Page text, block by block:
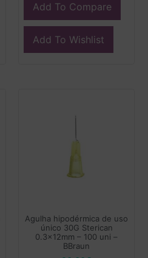
Add To Compare
Add To Wishlist
Agulha hipodérmica de uso
único 30G Sterican
0.3x12mm – 100 uni –
BBraun